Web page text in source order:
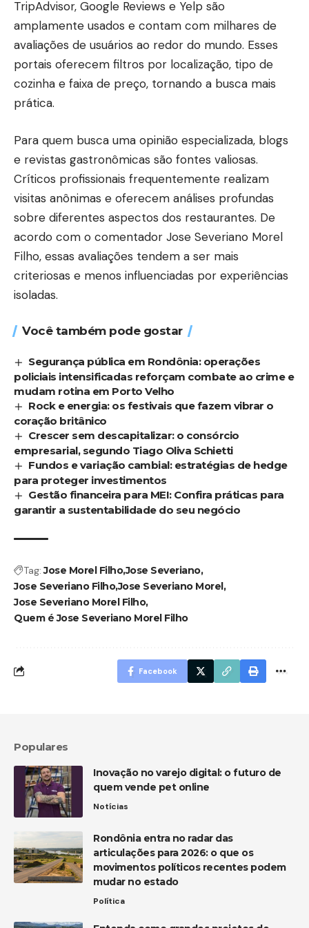
TripAdvisor, Google Reviews e Yelp são
amplamente usados e contam com milhares de
avaliações de usuários ao redor do mundo. Esses
portais oferecem filtros por localização, tipo de
cozinha e faixa de preço, tornando a busca mais
prática.
Para quem busca uma opinião especializada, blogs
e revistas gastronômicas são fontes valiosas.
Críticos profissionais frequentemente realizam
visitas anônimas e oferecem análises profundas
sobre diferentes aspectos dos restaurantes. De
acordo com o comentador Jose Severiano Morel
Filho, essas avaliações tendem a ser mais
criteriosas e menos influenciadas por experiências
isoladas.
Você também pode gostar
Segurança pública em Rondônia: operações
policiais intensificadas reforçam combate ao crime e
mudam rotina em Porto Velho
Rock e energia: os festivais que fazem vibrar o
coração britânico
Crescer sem descapitalizar: o consórcio
empresarial, segundo Tiago Oliva Schietti
Fundos e variação cambial: estratégias de hedge
para proteger investimentos
Gestão financeira para MEI: Confira práticas para
garantir a sustentabilidade do seu negócio
Tag: Jose Morel FilhoJose Severiano
Jose Severiano FilhoJose Severiano Morel
Jose Severiano Morel Filho
Quem é Jose Severiano Morel Filho
Facebook
Populares
Inovação no varejo digital: o futuro de
quem vende pet online
Notícias
Rondônia entra no radar das
articulações para 2026: o que os
movimentos políticos recentes podem
mudar no estado
Política